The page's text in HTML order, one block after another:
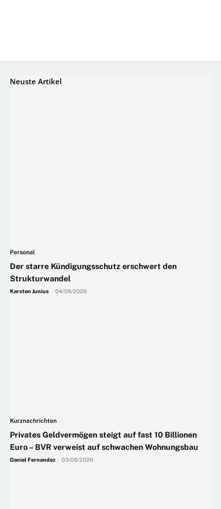
Neuste Artikel
Personal
Der starre Kündigungsschutz erschwert den
Strukturwandel
Karsten Junius 04/08/2026
Kurznachrichten
Privates Geldvermögen steigt auf fast 10 Billionen
Euro – BVR verweist auf schwachen Wohnungsbau
Daniel Fernandez 03/08/2026